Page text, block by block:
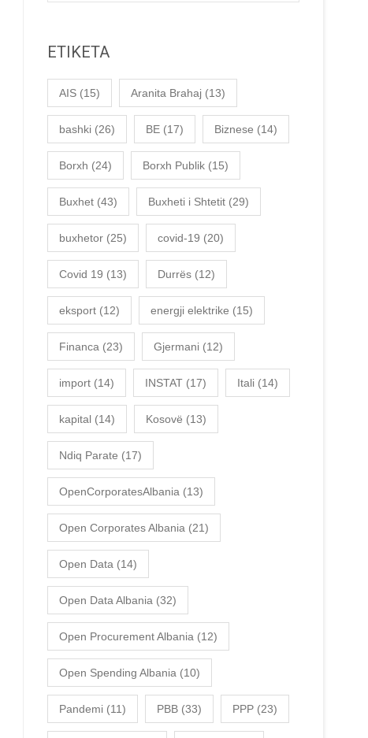
ETIKETA
AIS (15) Aranita Brahaj (13)
bashki (26) BE (17) Biznese (14)
Borxh (24) Borxh Publik (15)
Buxhet (43) Buxheti i Shtetit (29)
buxhetor (25) covid-19 (20)
Covid 19 (13) Durrës (12)
eksport (12) energji elektrike (15)
Financa (23) Gjermani (12)
import (14) INSTAT (17) Itali (14)
kapital (14) Kosovë (13)
Ndiq Parate (17)
OpenCorporatesAlbania (13)
Open Corporates Albania (21)
Open Data (14)
Open Data Albania (32)
Open Procurement Albania (12)
Open Spending Albania (10)
Pandemi (11) PBB (33) PPP (23)